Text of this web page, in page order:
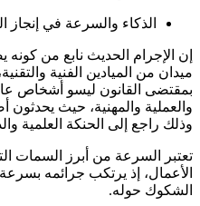
الذكاء والسرعة في إنجاز
إن الإجرام الحديث نابع من
ميدان من الميادين الفنية
بمقتضى القانون ليسو أشخاص
والعملية والمهنية، حيث يحدثون
وذلك راجع إلى الحنكة العلمية
تعتبر السرعة من أبرز السمات
الأعمال، إذ يرتكب جرائمه
الشكوك حوله.